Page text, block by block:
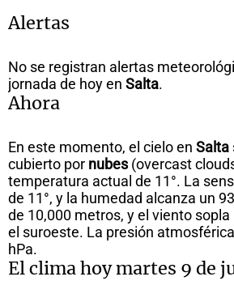
Alertas
No se registran alertas
jornada de hoy en Salta.
Ahora
En este momento, el cielo en Salta
cubierto por nubes(overcast
temperatura actual de 11°. La
de 11°, y la humedad alcanza un
de 10,000 metros, y el viento
el suroeste. La presión
hPa.
El clima hoy martes 9 de